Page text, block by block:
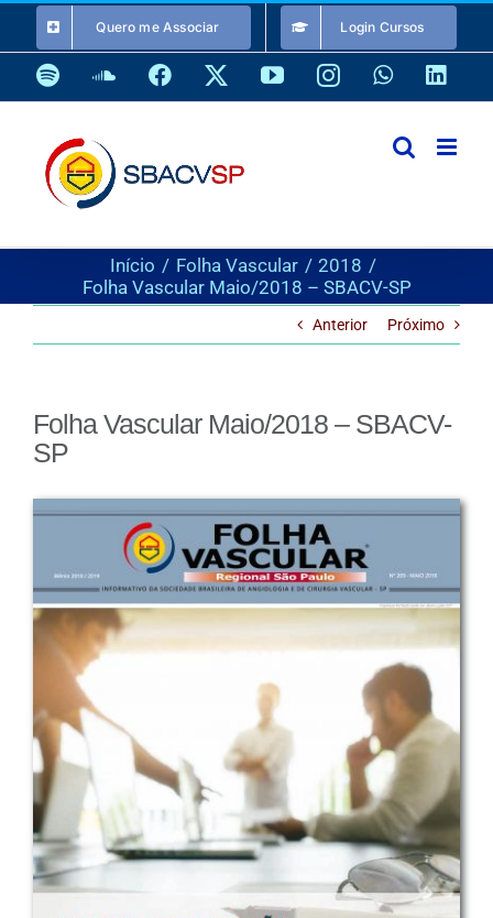
o
conteúdo
Quero me Associar Login Cursos
SpotifySoundCloud
Facebook YouTubeInstagramWhatsApp
Início Folha Vascular
2018
Folha Vascular Maio/2018 – SBACV-SP
Anterior Próximo
Folha Vascular Maio/2018 – SBACV-
SP